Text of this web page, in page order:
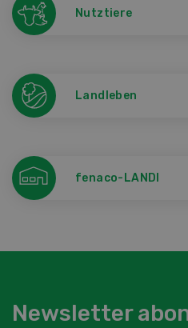
Nutztiere
Landleben
fenaco-LANDI
Newsletter